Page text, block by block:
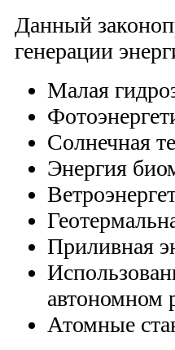
Данный
генерации
Малая
Солнечная
Энергия
Приливная
автономном
Атомные